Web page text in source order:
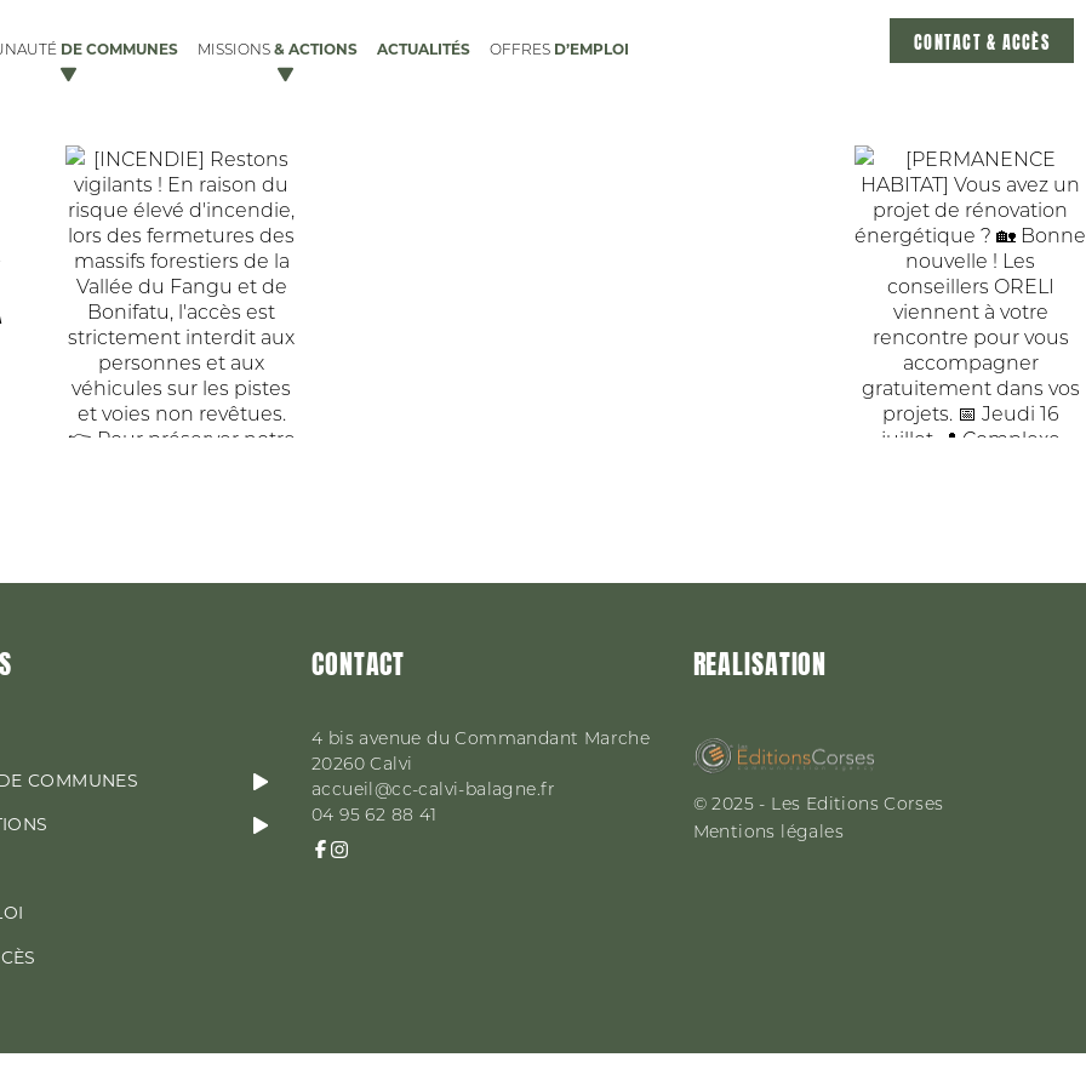
DE COMMUNES MISSIONS& ACTIONS
DES GENS DU VOYAGE
ACTUALITÉS OFFRES D’EMPLOI CONTACT & ACCÈS
COMMUNES
CONTACT
4 bis avenue du Commandant Marche
20260 Calvi
accueil@cc-calvi-balagne.fr
04 95 62 88 41
REALISATION
© 2025 - Les Editions Corses
Mentions légales